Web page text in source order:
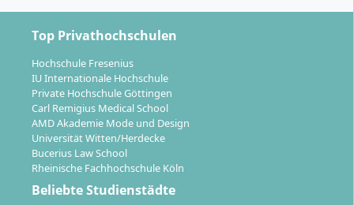
Praxisphasen– Praktika in kooperierenden
Einrichtungen (u. a. Kliniken, Schulen, sozialen
musiktherapeutischen Fachpraxis
Anwendungs- und Vertiefungsphase
Schwerpunkte in spezifischen Zielgruppen,
Abschluss mit einer wissenschaftlichen
Bachelorarbeit
In die Studienorganisation sind
projektbasierte Gruppenarbeiten, praktische
Top Privathochschulen
Hochschule Fresenius
IU Internationale Hochschule
Private Hochschule Göttingen
Carl Remigius Medical School
AMD Akademie Mode und Design
Universität Witten/Herdecke
Bucerius Law School
Rheinische Fachhochschule Köln
Beliebte Studienstädte